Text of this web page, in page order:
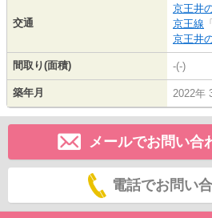
交通
京王井
京王線 「
京王井
間取り(面積) -(-)
築年月 2022年
メールでお問い合
電話でお問い